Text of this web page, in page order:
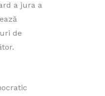
a jura a
de